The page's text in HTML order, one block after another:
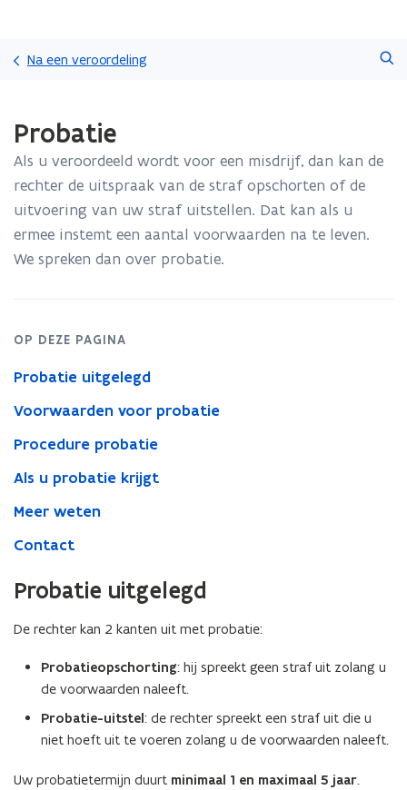
Na een veroordeling
met
laden.
bevindt
op:
Probatie
Probatie
Als u veroordeeld wordt voor een misdrijf, dan kan de
rechter de uitspraak van de straf opschorten of de
uitvoering van uw straf uitstellen. Dat kan als u
ermee instemt een aantal voorwaarden na te leven.
We spreken dan over probatie.
OP DEZE PAGINA
Probatie uitgelegd
Voorwaarden voor probatie
Procedure probatie
Als u probatie krijgt
Meer weten
Contact
Probatie uitgelegd
De rechter kan 2 kanten uit met probatie:
Probatieopschorting: hij spreekt geen straf uit zolang u
de voorwaarden naleeft.
Probatie-uitstel: de rechter spreekt een straf uit die u
niet hoeft uit te voeren zolang u de voorwaarden naleeft.
Uw probatietermijn duurt minimaal 1 en maximaal 5 jaar.